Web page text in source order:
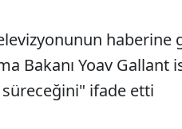
haberine
Bakanı Yoav Gallant
ifade etti